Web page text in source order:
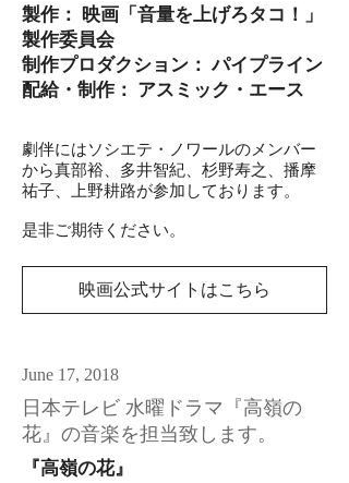
製作： 映画「音量を上げろタコ！」
製作委員会
制作プロダクション： パイプライン
配給・制作： アスミック・エース
劇伴にはソシエテ・ノワールのメンバー
から真部裕、多井智紀、杉野寿之、播摩
祐子、上野耕路が参加しております。
​是非ご期待ください。
映画公式サイトはこちら
June 17, 2018
日本テレビ 水曜ドラマ『高嶺の
花』の音楽を担当致します。
『高嶺の花』​​